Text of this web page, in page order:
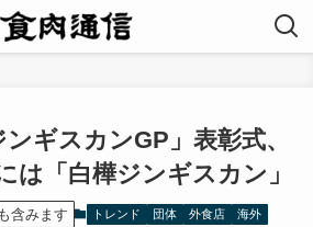
ンギスカンGP」表彰式、
は「白樺ジンギスカン」
含みます トレンド 団体 外食店 海外